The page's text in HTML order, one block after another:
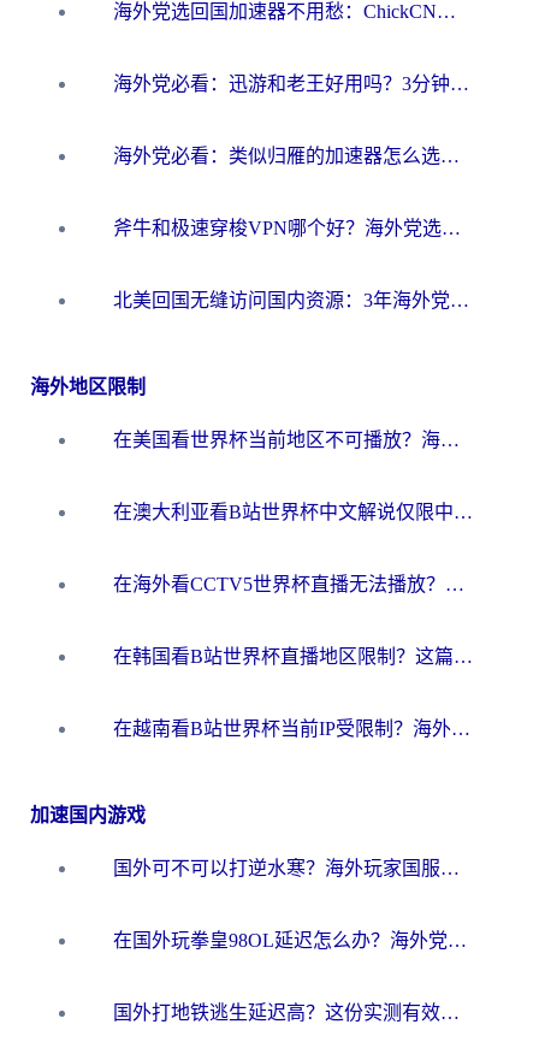
海外党选回国加速器不用愁：ChickCN和洞见哪个好？一篇搞定所有疑问
海外党必看：迅游和老王好用吗？3分钟选对加速国内网络的加速器
海外党必看：类似归雁的加速器怎么选？一篇搞定无缝访问国内资源
斧牛和极速穿梭VPN哪个好？海外党选回国加速器必看的真实对比与避坑指南
北美回国无缝访问国内资源：3年海外党亲测的加速器选择指南
海外地区限制
在美国看世界杯当前地区不可播放？海外党体育观赛终极指南来了！
在澳大利亚看B站世界杯中文解说仅限中国大陆？这篇指南帮你打破限制看遍赛事
在海外看CCTV5世界杯直播无法播放？这篇指南让你和国内球迷同步呐喊
在韩国看B站世界杯直播地区限制？这篇指南让你告别“当前地区不可播放”
在越南看B站世界杯当前IP受限制？海外党体育观赛终极指南来了
加速国内游戏
国外可不可以打逆水寒？海外玩家国服畅玩终极指南（附漫威荒野乱斗加速方案）
在国外玩拳皇98OL延迟怎么办？海外党亲测有效的低延迟指南
国外打地铁逃生延迟高？这份实测有效的低延迟指南帮你吃鸡